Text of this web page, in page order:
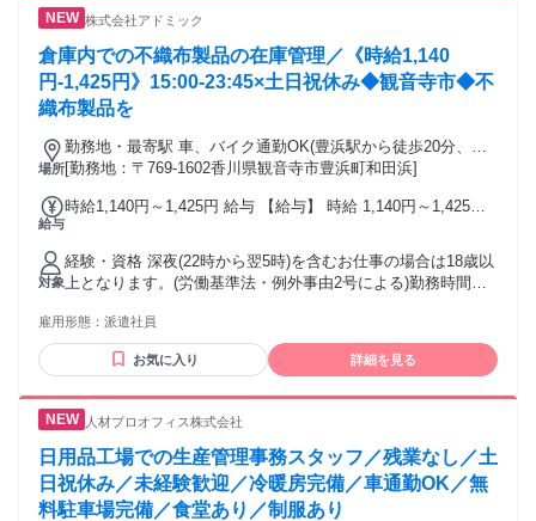
株式会社アドミック
倉庫内での不織布製品の在庫管理／《時給1,140
円-1,425円》15:00-23:45×土日祝休み◆観音寺市◆不
織布製品を
場所
勤務地・最寄駅 車、バイク通勤OK(豊浜駅から徒歩20分、観
音寺駅から車で15分)
[勤務地：〒769-1602香川県観音寺市豊浜町和田浜]
給与
時給1,140円～1,425円 給与 【給与】 時給 1,140円～1,425円
給1,425円、他時間帯は時給1,140円)
対象
経験・資格 深夜(22時から翌5時)を含むお仕事の場合は18歳以
上となります。(労働基準法・例外事由2号による)勤務時間を
雇用形態： 派遣社員
お気に入り 詳細を見る
人材プロオフィス株式会社
日用品工場での生産管理事務スタッフ／残業なし／土
日祝休み／未経験歓迎／冷暖房完備／車通勤OK／無
料駐車場完備／食堂あり／制服あり